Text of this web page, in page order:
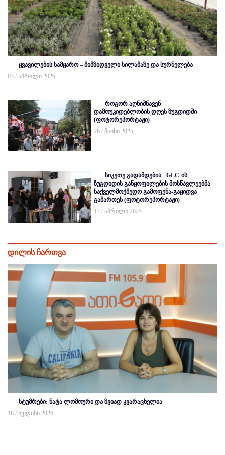
ყვავილების სამყარო – მიმზიდველი სილამაზე და სურნელება
03 / აპრილი 2026
როგორ აღნიშნავენ
დამოუკიდებლობის დღეს ზუგდიდში
(ფოტორეპორტაჟი)
26 / მაისი 2025
სიკეთე გადამდებია - GLC-ის
ზუგდიდის განყოფილების მოსწავლეებმა
საქველმოქმედო გამოფენა-გაყიდვა
გამართეს (ფოტორეპორტაჟი)
17 / აპრილი 2025
დილის ჩართვა
სტუმრები: ნატა ლომოური და ზვიად კვარაცხელია
18 / ივლისი 2026